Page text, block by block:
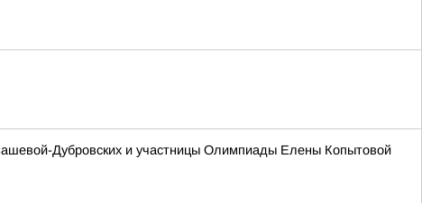
Дубровских и участницы Олимпиады Елены Копытовой